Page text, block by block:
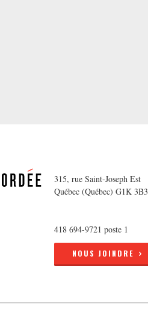
315, rue Saint-Joseph Est
Québec (Québec) G1K 3B3
418 694-9721 poste 1
NOUS JOINDRE